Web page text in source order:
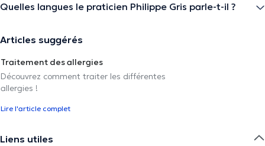
Quelles langues le praticien Philippe Gris parle-t-il ?
Articles suggérés
Traitement des allergies
Découvrez comment traiter les différentes
allergies !
Lire l'article complet
Liens utiles